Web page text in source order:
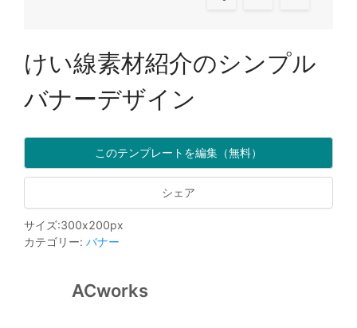
けい線素材紹介のシンプル
バナーデザイン
このテンプレートを編集（無料）
シェア
サイズ:300x200px
カテゴリー: バナー
ACworks